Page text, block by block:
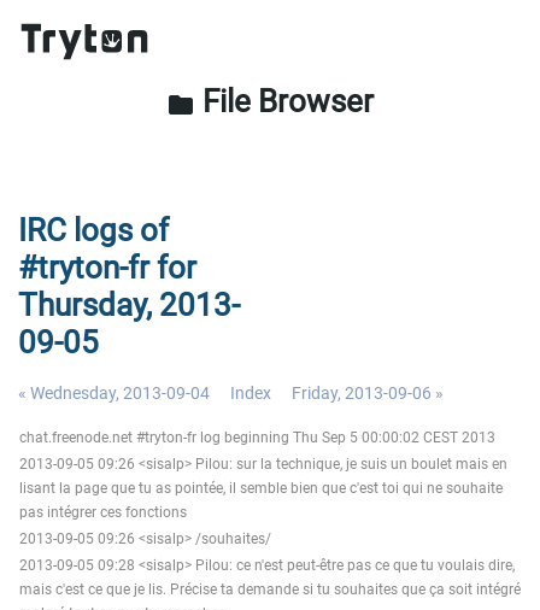
folder File Browser
IRC logs of
#tryton-fr for
Thursday, 2013-
09-05
« Wednesday, 2013-09-04 Index Friday, 2013-09-06 »
chat.freenode.net #tryton-fr log beginning Thu Sep 5 00:00:02 CEST 2013
2013-09-05 09:26 <sisalp> Pilou: sur la technique, je suis un boulet mais en
lisant la page que tu as pointée, il semble bien que c'est toi qui ne souhaite
pas intégrer ces fonctions
2013-09-05 09:26 <sisalp> /souhaites/
2013-09-05 09:28 <sisalp> Pilou: ce n'est peut-être pas ce que tu voulais dire,
mais c'est ce que je lis. Précise ta demande si tu souhaites que ça soit intégré